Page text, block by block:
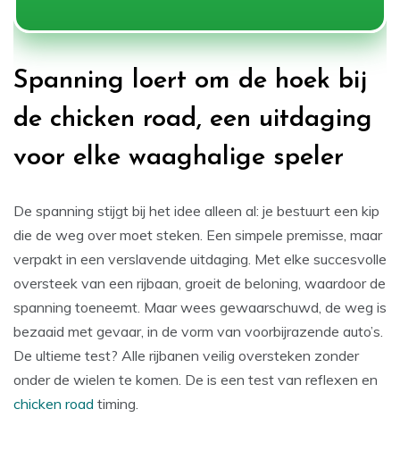
Spanning loert om de hoek bij
de chicken road, een uitdaging
voor elke waaghalige speler
De spanning stijgt bij het idee alleen al: je bestuurt een kip
die de weg over moet steken. Een simpele premisse, maar
verpakt in een verslavende uitdaging. Met elke succesvolle
oversteek van een rijbaan, groeit de beloning, waardoor de
spanning toeneemt. Maar wees gewaarschuwd, de weg is
bezaaid met gevaar, in de vorm van voorbijrazende auto’s.
De ultieme test? Alle rijbanen veilig oversteken zonder
onder de wielen te komen. De is een test van reflexen en
chicken road timing.